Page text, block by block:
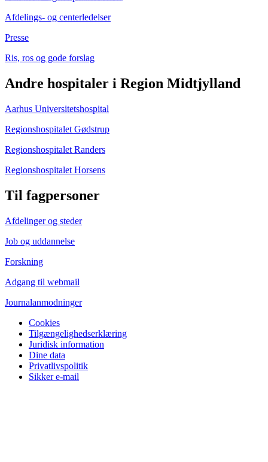
Afdelings- og centerledelser
Presse
Ris, ros og gode forslag
Andre hospitaler i Region Midtjylland
Aarhus Universitetshospital
Regionshospitalet Gødstrup
Regionshospitalet Randers
Regionshospitalet Horsens
Til fagpersoner
Afdelinger og steder
Job og uddannelse
Forskning
Adgang til webmail
Journalanmodninger
Cookies
Tilgængelighedserklæring
Juridisk information
Dine data
Privatlivspolitik
Sikker e-mail